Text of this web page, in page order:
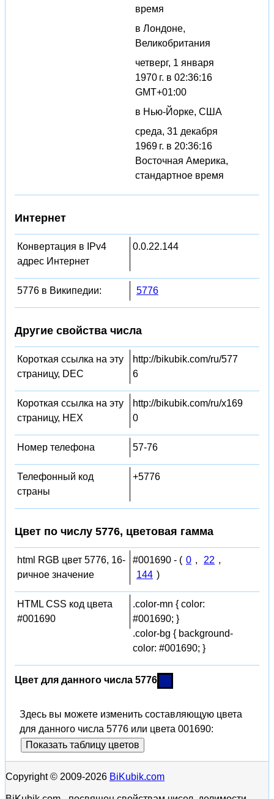
время
в Лондоне,
Великобритания
четверг, 1 января
1970 г. в 02:36:16
GMT+01:00
в Нью-Йорке, США
среда, 31 декабря
1969 г. в 20:36:16
Восточная Америка,
стандартное время
Интернет
Конвертация в IPv4
адрес Интернет
0.0.22.144
5776 в Википедии: 5776
Другие свойства числа
Короткая ссылка на эту
страницу, DEC
http://bikubik.com/ru/577
6
Короткая ссылка на эту
страницу, HEX
http://bikubik.com/ru/x169
0
Номер телефона 57-76
Телефонный код
страны
+5776
Цвет по числу 5776, цветовая гамма
html RGB цвет 5776, 16-
ричное значение
#001690 - ( 0 , 22 ,
144 )
HTML CSS код цвета
#001690
.color-mn { color:
#001690; }
.color-bg { background-
color: #001690; }
Цвет для данного числа 5776
Здесь вы можете изменить составляющую цвета
для данного числа 5776 или цвета 001690:
Показать таблицу цветов
Copyright © 2009-2026 BiKubik.com